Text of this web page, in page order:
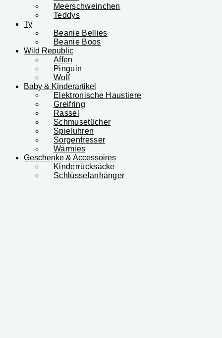
Meerschweinchen
Teddys
Ty
Beanie Bellies
Beanie Boos
Wild Republic
Affen
Pinguin
Wolf
Baby & Kinderartikel
Elektronische Haustiere
Greifring
Rassel
Schmusetücher
Spieluhren
Sorgenfresser
Warmies
Geschenke & Accessoires
Kinderrücksäcke
Schlüsselanhänger